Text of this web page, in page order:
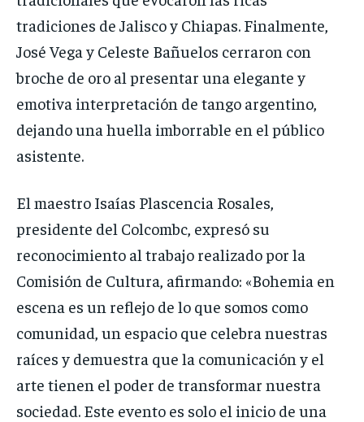
tradiciones de Jalisco y Chiapas. Finalmente,
José Vega y Celeste Bañuelos cerraron con
broche de oro al presentar una elegante y
emotiva interpretación de tango argentino,
dejando una huella imborrable en el público
asistente.
El maestro Isaías Plascencia Rosales,
presidente del Colcombc, expresó su
reconocimiento al trabajo realizado por la
Comisión de Cultura, afirmando: «Bohemia en
escena es un reflejo de lo que somos como
comunidad, un espacio que celebra nuestras
raíces y demuestra que la comunicación y el
arte tienen el poder de transformar nuestra
sociedad. Este evento es solo el inicio de una